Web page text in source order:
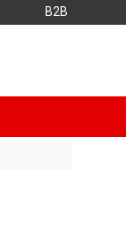
B2B